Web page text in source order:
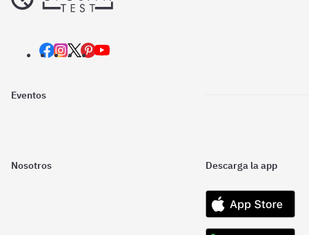
Eventos
Nosotros Descarga la app